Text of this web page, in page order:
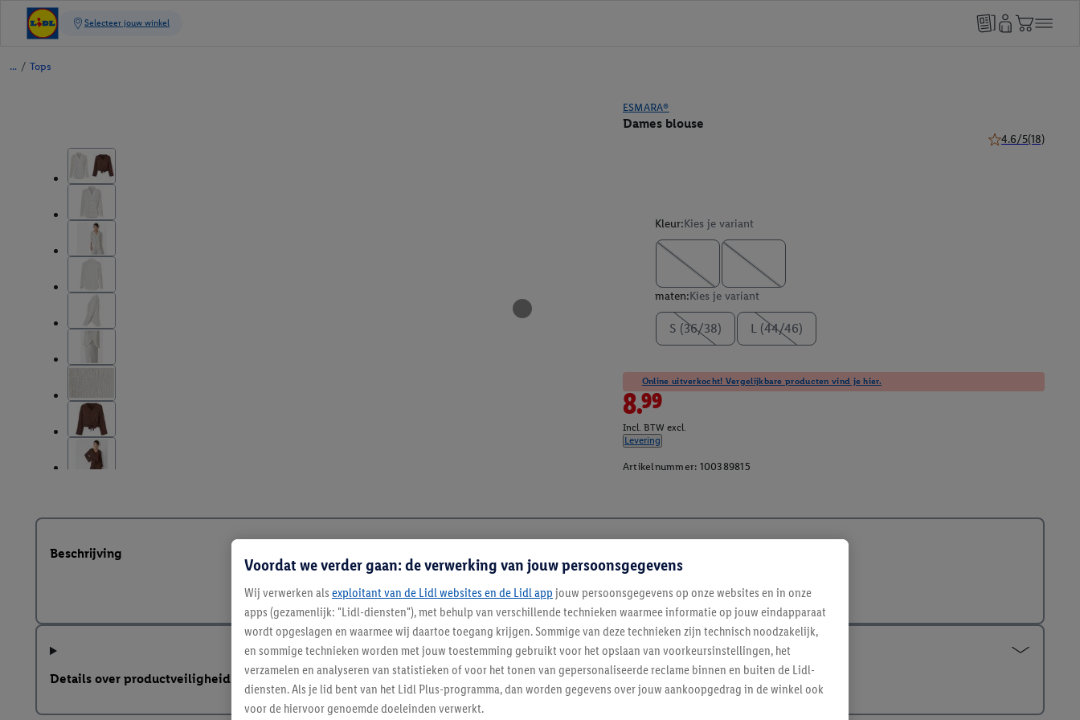
/ Tops
ESMARA®
Dames blouse
4.6/5(18)
Kleur:Kies je variant
maten:Kies je variant
S (36/38) L (44/46)
Online uitverkocht! Vergelijkbare producten vind je hier.
8.99
Incl. BTW excl.
Levering
Artikelnummer: 100389815
Beschrijving
Details over productveiligheid
Voordat we verder gaan: de verwerking van jouw persoonsgegevens
Wij verwerken als exploitant van de Lidl websites en de Lidl app jouw persoonsgegevens op onze websites en in onze
apps (gezamenlijk: "Lidl-diensten"), met behulp van verschillende technieken waarmee informatie op jouw eindapparaat
wordt opgeslagen en waarmee wij daartoe toegang krijgen. Sommige van deze technieken zijn technisch noodzakelijk,
en sommige technieken worden met jouw toestemming gebruikt voor het opslaan van voorkeursinstellingen, het
verzamelen en analyseren van statistieken of voor het tonen van gepersonaliseerde reclame binnen en buiten de Lidl-
diensten. Als je lid bent van het Lidl Plus-programma, dan worden gegevens over jouw aankoopgedrag in de winkel ook
voor de hiervoor genoemde doeleinden verwerkt.